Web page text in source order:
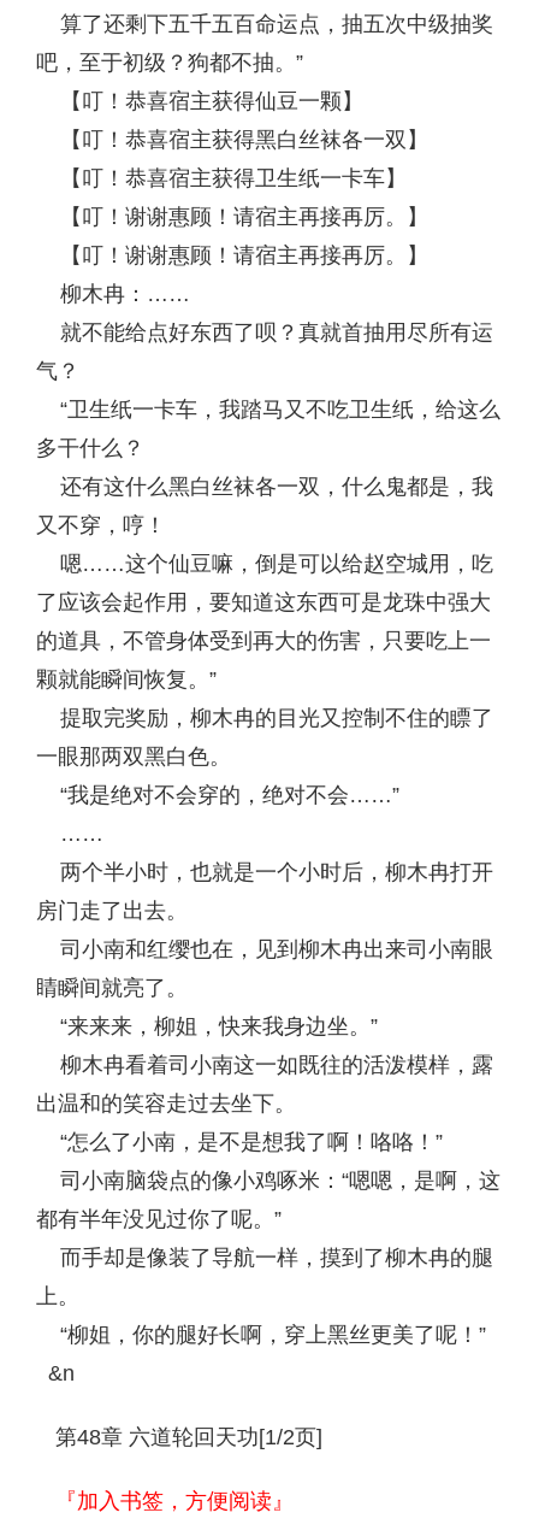
算了还剩下五千五百命运点，抽五次中级抽奖
吧，至于初级？狗都不抽。”
【叮！恭喜宿主获得仙豆一颗】
【叮！恭喜宿主获得黑白丝袜各一双】
【叮！恭喜宿主获得卫生纸一卡车】
【叮！谢谢惠顾！请宿主再接再厉。】
【叮！谢谢惠顾！请宿主再接再厉。】
柳木冉：……
就不能给点好东西了呗？真就首抽用尽所有运
气？
“卫生纸一卡车，我踏马又不吃卫生纸，给这么
多干什么？
还有这什么黑白丝袜各一双，什么鬼都是，我
又不穿，哼！
嗯……这个仙豆嘛，倒是可以给赵空城用，吃
了应该会起作用，要知道这东西可是龙珠中强大
的道具，不管身体受到再大的伤害，只要吃上一
颗就能瞬间恢复。”
提取完奖励，柳木冉的目光又控制不住的瞟了
一眼那两双黑白色。
“我是绝对不会穿的，绝对不会……”
……
两个半小时，也就是一个小时后，柳木冉打开
房门走了出去。
司小南和红缨也在，见到柳木冉出来司小南眼
睛瞬间就亮了。
“来来来，柳姐，快来我身边坐。”
柳木冉看着司小南这一如既往的活泼模样，露
出温和的笑容走过去坐下。
“怎么了小南，是不是想我了啊！咯咯！”
司小南脑袋点的像小鸡啄米：“嗯嗯，是啊，这
都有半年没见过你了呢。”
而手却是像装了导航一样，摸到了柳木冉的腿
上。
“柳姐，你的腿好长啊，穿上黑丝更美了呢！”
&n
第48章 六道轮回天功[1/2页]
『加入书签，方便阅读』